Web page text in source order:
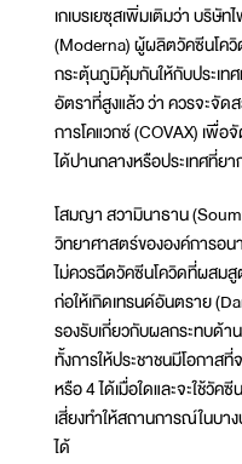
เกเบรเยซุสเพิ่มเติมว่า บริษัท
(Moderna) ผู้ผลิตวัคซีนโค
กระตุ้นภูมิคุ้มกันให้กับประเท
อัตราที่สูงแล้ว ว่า ควรจะจัด
การโคแวกซ์ (COVAX) เพื่อ
ได้ปานกลางหรือประเทศที่ย
โสมญา สวามินาธาน
วิทยาศาสตร์ขององค์การอน
ไม่ควรฉีดวัคซีนโควิดที่ผสมสู
ก่อให้เกิดเทรนด์อันตราย
รองรับเกี่ยวกับผลกระทบด้
ทั้งการให้ประชาชนมีโอกาส
หรือ 4 ได้เมื่อใดและจะใช้วั
เสี่ยงทำให้สถานการณ์ในบา
ได้